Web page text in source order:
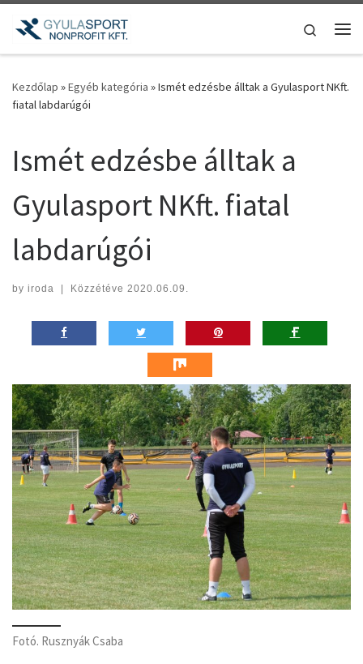
Teljes tartalom megjelenítése
Search
Kezdőlap »Egyéb kategória »Ismét edzésbe álltak a Gyulasport NKft.
fiatal labdarúgói
Ismét edzésbe álltak a
Gyulasport NKft. fiatal
labdarúgói
by iroda | Közzétéve 2020.06.09.
Fotó. Rusznyák Csaba